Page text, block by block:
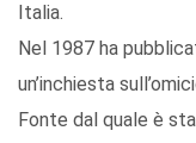
Italia.
Nel 1987 ha
un’inchiesta
Fonte dal quale è